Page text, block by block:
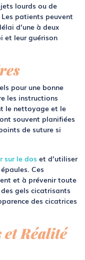
lourds ou de
patients peuvent
d’une à deux
et leur guérison
pour une bonne
les instructions
le nettoyage et le
souvent planifiées
de suture si
sur le dos et d’utiliser
Ces
et à prévenir toute
gels cicatrisants
des cicatrices
et Réalité